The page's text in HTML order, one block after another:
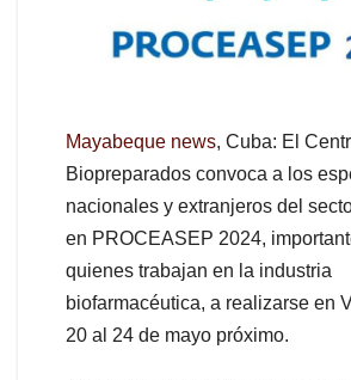
Mayabeque news, Cuba: El
Biopreparados convoca a los
nacionales y extranjeros del
en PROCEASEP 2024,
quienes trabajan en la industria
biofarmacéutica, a realizarse en
20 al 24 de mayo próximo.